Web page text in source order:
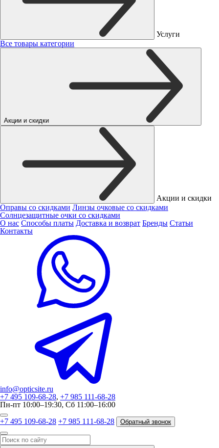
Услуги
Все товары категории
Акции и скидки
Акции и скидки
Оправы со скидками Линзы очковые со скидками
Солнцезащитные очки со скидками
О нас Способы платы Доставка и возврат Бренды Статьи
Контакты
info@opticsite.ru
+7 495 109-68-28, +7 985 111-68-28
Пн-пт 10:00–19:30, Сб 11:00–16:00
+7 495 109-68-28 +7 985 111-68-28 Обратный звонок